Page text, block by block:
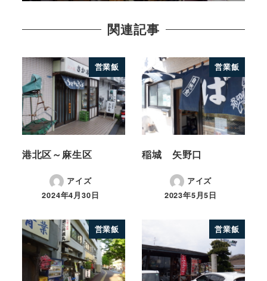
関連記事
営業飯
港北区～麻生区
アイズ
2024年4月30日
営業飯
稲城 矢野口
アイズ
2023年5月5日
営業飯 営業飯